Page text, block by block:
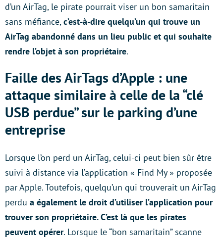
d’un AirTag, le pirate pourrait viser un bon samaritain
sans méfiance,c’est-à-dire quelqu’un qui trouve un
AirTag abandonné dans un lieu public et qui souhaite
rendre l’objet à son propriétaire.
Faille des AirTags d’Apple : une
attaque similaire à celle de la “clé
USB perdue” sur le parking d’une
entreprise
Lorsque l’on perd un AirTag, celui-ci peut bien sûr être
suivi à distance via l’application « Find My » proposée
par Apple. Toutefois, quelqu’un qui trouverait un AirTag
perdu a également le droit d’utiliser l’application pour
trouver son propriétaire. C’est là que les pirates
peuvent opérer. Lorsque le “bon samaritain” scanne